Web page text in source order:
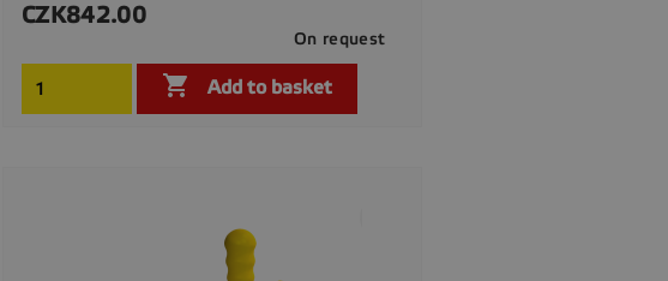
Price
CZK842.00
On request
 Add to basket
Quick view